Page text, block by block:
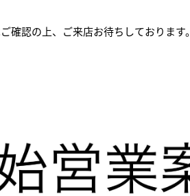
確認の上、ご来店お待ちしております。